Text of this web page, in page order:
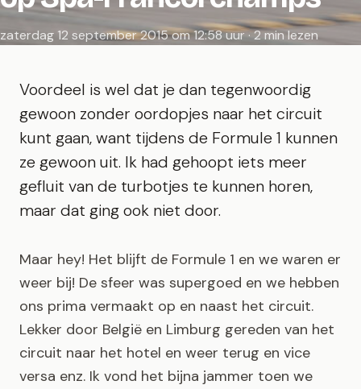
zaterdag 12 september 2015 om 12:58 uur · 2 min lezen
Voordeel is wel dat je dan tegenwoordig
gewoon zonder oordopjes naar het circuit
kunt gaan, want tijdens de Formule 1 kunnen
ze gewoon uit. Ik had gehoopt iets meer
gefluit van de turbotjes te kunnen horen,
maar dat ging ook niet door.
Maar hey! Het blijft de Formule 1 en we waren er
weer bij! De sfeer was supergoed en we hebben
ons prima vermaakt op en naast het circuit.
Lekker door België en Limburg gereden van het
circuit naar het hotel en weer terug en vice
versa enz. Ik vond het bijna jammer toen we